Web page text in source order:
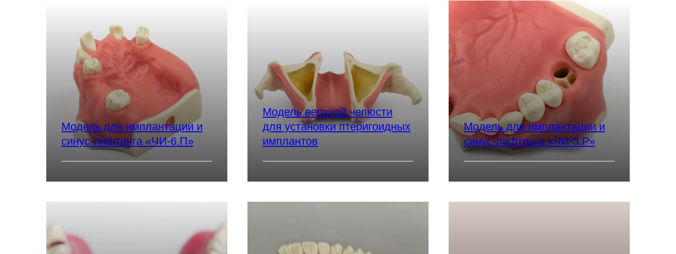
Модель для имплантации и
синус-лифтинга «ЧИ-6.П»
Модель верхней челюсти
для установки птеригоидных
имплантов
Модель для имплантации и
синус-лифтинга «ЧИ-5.Р»